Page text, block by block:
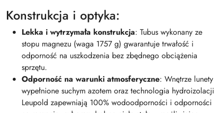
Konstrukcja i optyka:
Lekka i wytrzymała konstrukcja: Tubus wykonany ze
stopu magnezu (waga 1757 g) gwarantuje trwałość i
odporność na uszkodzenia bez zbędnego obciążenia
sprzętu.
Odporność na warunki atmosferyczne: Wnętrze lunety
wypełnione suchym azotem oraz technologia hydroizolacji
Leupold zapewniają 100% wodoodporności i odporności